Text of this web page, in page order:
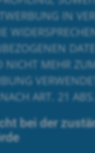
IN
NICHT MEHR
ART. 21
bei der